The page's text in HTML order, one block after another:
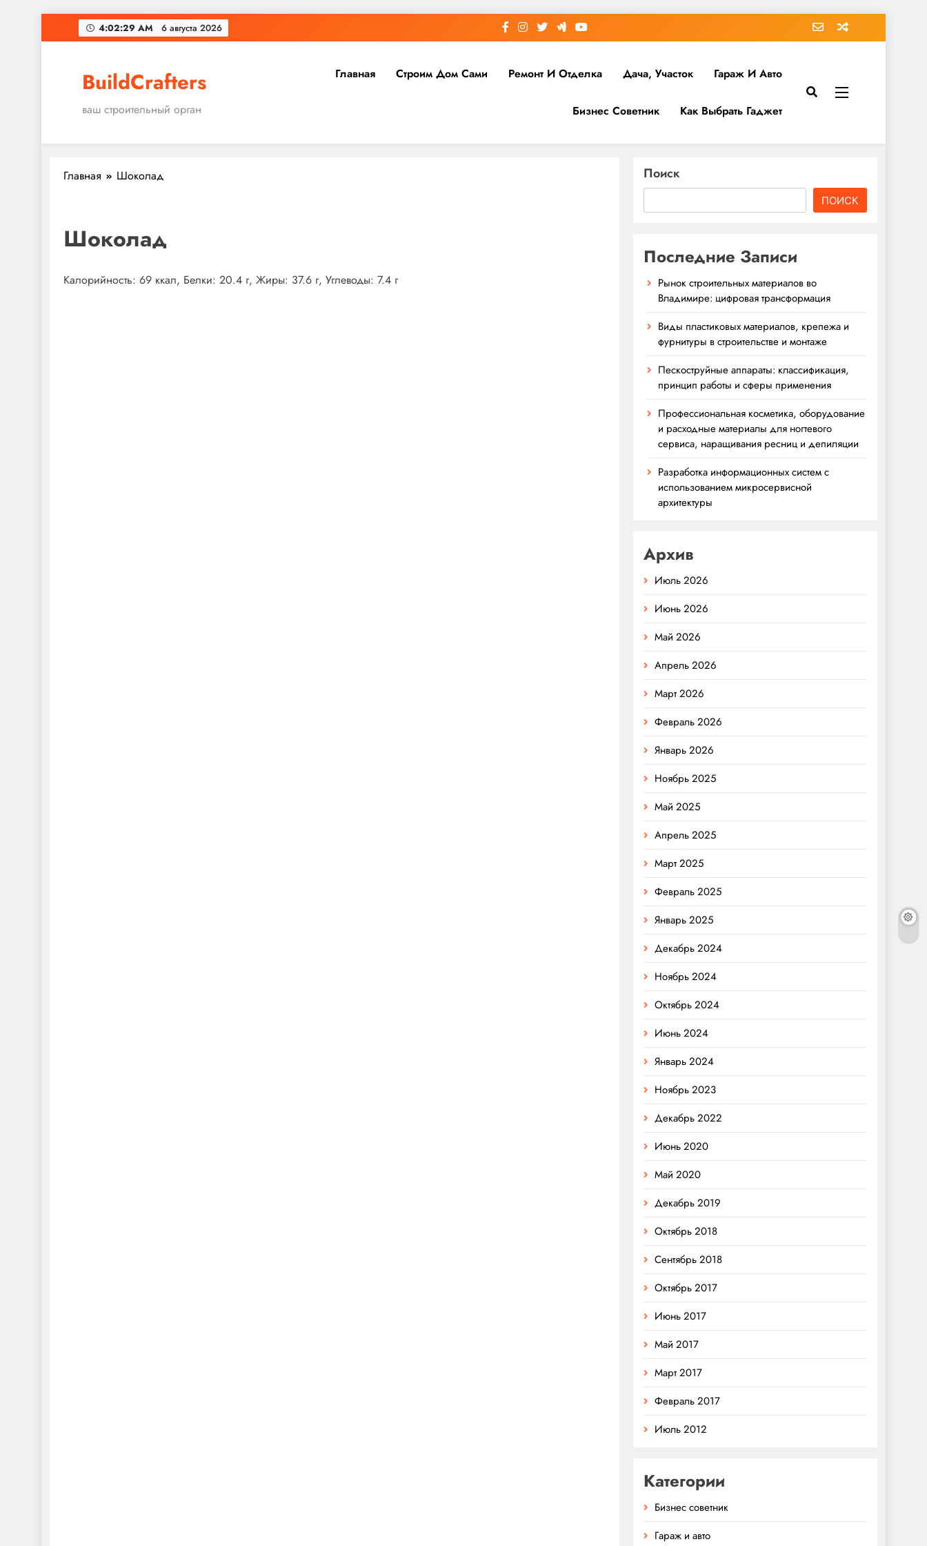
Перейти
к
4:02:30 AM 6 августа 2026
BuildCrafters
ваш строительный орган
Главная Строим Дом Сами Ремонт И Отделка Дача, Участок Гараж И Авто
Бизнес Советник Как Выбрать Гаджет
Главная Шоколад
Шоколад
Калорийность: 69 ккал, Белки: 20.4 г, Жиры: 37.6 г, Углеводы: 7.4 г
Поиск
ПОИСК
Последние Записи
Рынок строительных материалов во
Владимире: цифровая трансформация
Виды пластиковых материалов, крепежа и
фурнитуры в строительстве и монтаже
Пескоструйные аппараты: классификация,
принцип работы и сферы применения
Профессиональная косметика, оборудование
и расходные материалы для ногтевого
сервиса, наращивания ресниц и депиляции
Разработка информационных систем с
использованием микросервисной
архитектуры
Архив
Июль 2026
Июнь 2026
Май 2026
Апрель 2026
Март 2026
Февраль 2026
Январь 2026
Ноябрь 2025
Май 2025
Апрель 2025
Март 2025
Февраль 2025
Январь 2025
Декабрь 2024
Ноябрь 2024
Октябрь 2024
Июнь 2024
Январь 2024
Ноябрь 2023
Декабрь 2022
Июнь 2020
Май 2020
Декабрь 2019
Октябрь 2018
Сентябрь 2018
Октябрь 2017
Июнь 2017
Май 2017
Март 2017
Февраль 2017
Июль 2012
Категории
Бизнес советник
Гараж и авто